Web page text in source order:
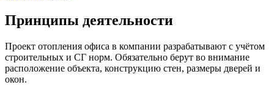
Принципы деятельности
Проект отопления офиса в компании разрабатывают с учётом
строительных и СГ норм. Обязательно берут во внимание
расположение объекта, конструкцию стен, размеры дверей и
окон.